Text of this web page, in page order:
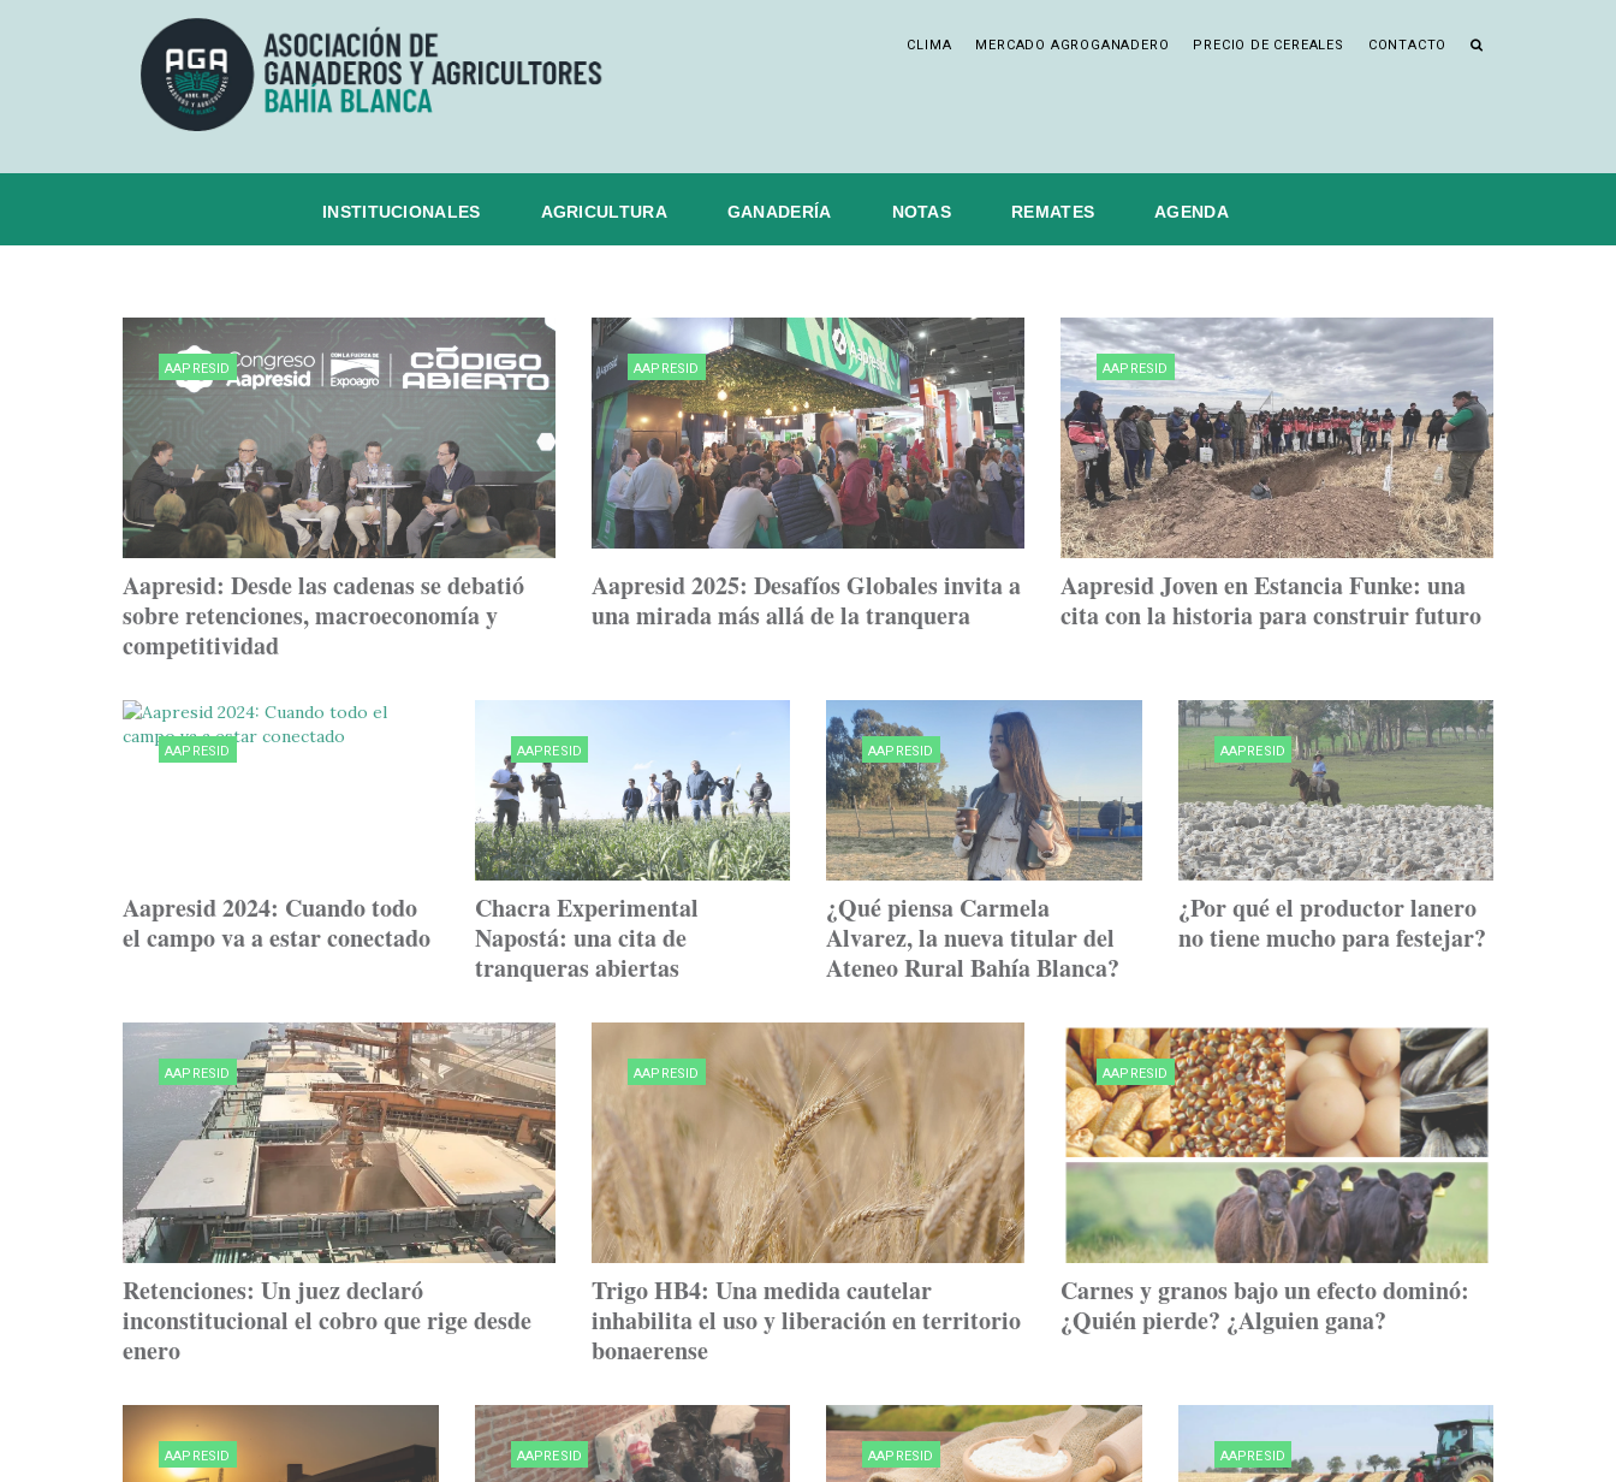
CLIMA MERCADO AGROGANADERO PRECIO DE CEREALES CONTACTO
INSTITUCIONALES AGRICULTURA GANADERÍA NOTAS REMATES AGENDA
AAPRESID
Aapresid: Desde las cadenas se debatió
sobre retenciones, macroeconomía y
competitividad
AAPRESID
Aapresid 2025: Desafíos Globales invita a
una mirada más allá de la tranquera
AAPRESID
Aapresid Joven en Estancia Funke: una
cita con la historia para construir futuro
AAPRESID
Aapresid 2024: Cuando todo
el campo va a estar conectado
AAPRESID
Chacra Experimental
Napostá: una cita de
tranqueras abiertas
AAPRESID
¿Qué piensa Carmela
Alvarez, la nueva titular del
Ateneo Rural Bahía Blanca?
AAPRESID
¿Por qué el productor lanero
no tiene mucho para festejar?
AAPRESID
Retenciones: Un juez declaró
inconstitucional el cobro que rige desde
enero
AAPRESID
Trigo HB4: Una medida cautelar
inhabilita el uso y liberación en territorio
bonaerense
AAPRESID
Carnes y granos bajo un efecto dominó:
¿Quién pierde? ¿Alguien gana?
AAPRESID AAPRESID AAPRESID AAPRESID